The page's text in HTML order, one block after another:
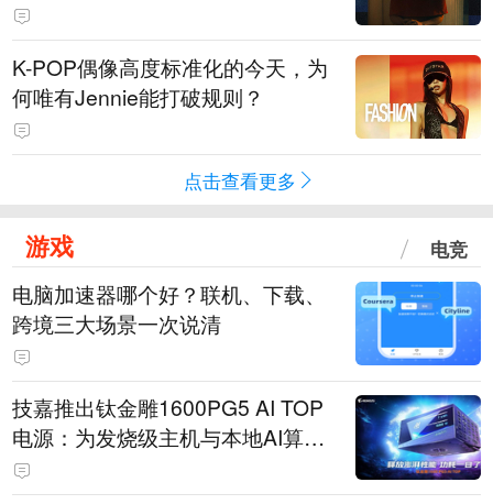
K-POP偶像高度标准化的今天，为
何唯有Jennie能打破规则？
点击查看更多
游戏 电竞
电脑加速器哪个好？联机、下载、
跨境三大场景一次说清
技嘉推出钛金雕1600PG5 AI TOP
电源：为发烧级主机与本地AI算力
打造旗舰供电方案